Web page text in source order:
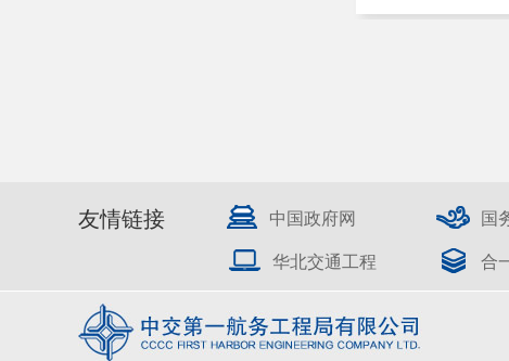
友情链接 中国政府网 国
华北交通工程 合